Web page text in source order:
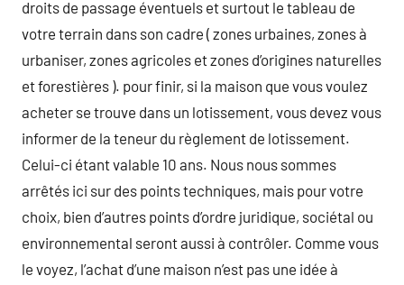
droits de passage éventuels et surtout le tableau de
votre terrain dans son cadre ( zones urbaines, zones à
urbaniser, zones agricoles et zones d’origines naturelles
et forestières ). pour finir, si la maison que vous voulez
acheter se trouve dans un lotissement, vous devez vous
informer de la teneur du règlement de lotissement.
Celui-ci étant valable 10 ans. Nous nous sommes
arrêtés ici sur des points techniques, mais pour votre
choix, bien d’autres points d’ordre juridique, sociétal ou
environnemental seront aussi à contrôler. Comme vous
le voyez, l’achat d’une maison n’est pas une idée à